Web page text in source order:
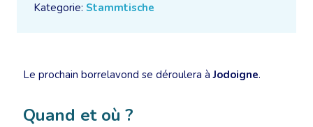
Kategorie: Stammtische
Le prochain borrelavond se déroulera àJodoigne.
Quand et où ?